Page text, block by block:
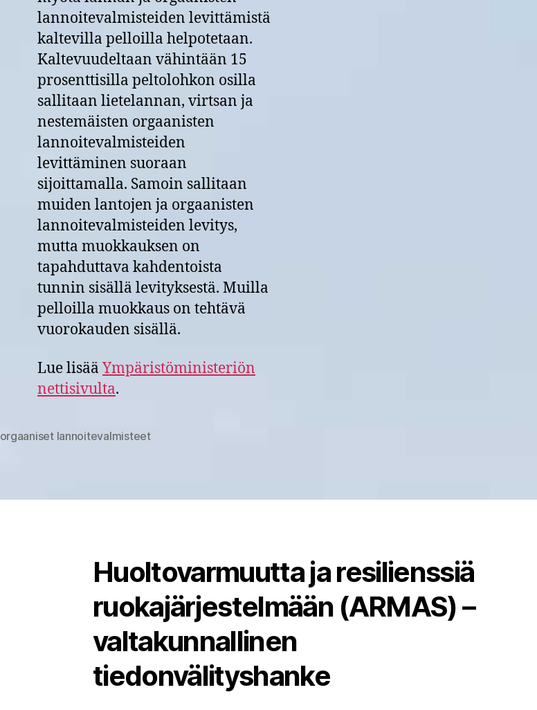
lannoitevalmisteiden levittämistä
kaltevilla pelloilla helpotetaan.
Kaltevuudeltaan vähintään 15
prosenttisilla peltolohkon osilla
sallitaan lietelannan, virtsan ja
nestemäisten orgaanisten
lannoitevalmisteiden
levittäminen suoraan
sijoittamalla. Samoin sallitaan
muiden lantojen ja orgaanisten
lannoitevalmisteiden levitys,
mutta muokkauksen on
tapahduttava kahdentoista
tunnin sisällä levityksestä. Muilla
pelloilla muokkaus on tehtävä
vuorokauden sisällä.
Lue lisää Ympäristöministeriön
nettisivulta.
orgaaniset lannoitevalmisteet
Huoltovarmuutta ja resilienssiä
ruokajärjestelmään (ARMAS) –
valtakunnallinen
tiedonvälityshanke